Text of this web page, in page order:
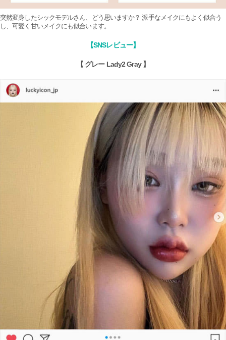
突然変身したシックモデルさん、どう思いますか？ 派手なメイクにもよく似合う
し、可愛く甘いメイクにも似合います。
【SNSレビュー】
【 グレー Lady2 Gray 】